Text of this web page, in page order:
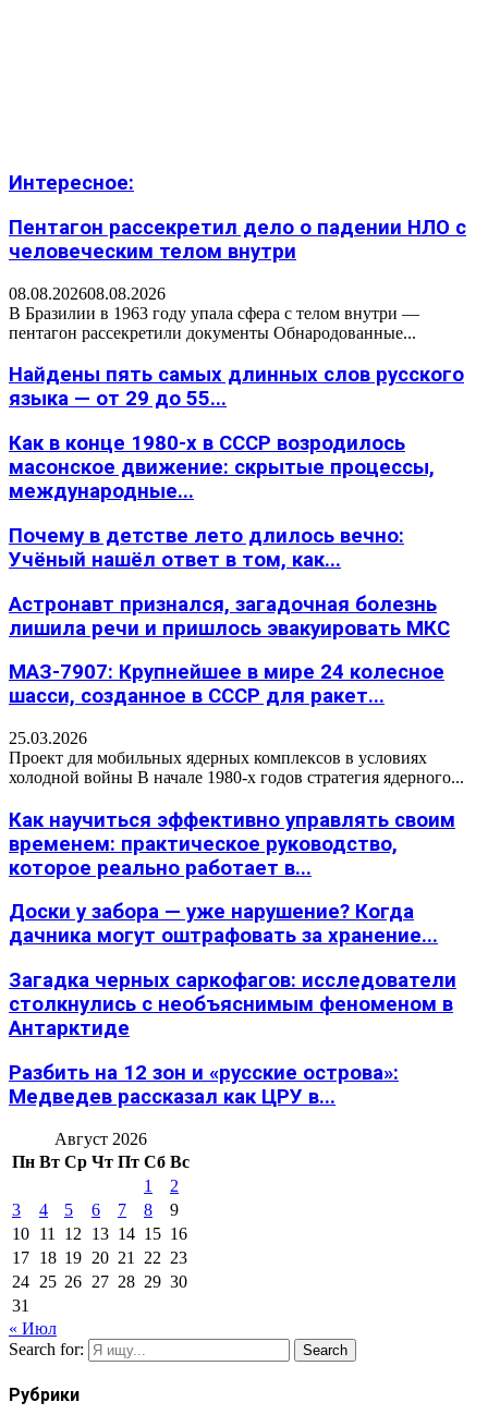
Интересное:
Пентагон рассекретил дело о падении НЛО с
человеческим телом внутри
08.08.202608.08.2026
В Бразилии в 1963 году упала сфера с телом внутри —
пентагон рассекретили документы Обнародованные...
Найдены пять самых длинных слов русского
языка — от 29 до 55...
Как в конце 1980-х в СССР возродилось
масонское движение: скрытые процессы,
международные...
Почему в детстве лето длилось вечно:
Учёный нашёл ответ в том, как...
Астронавт признался, загадочная болезнь
лишила речи и пришлось эвакуировать МКС
МАЗ-7907: Крупнейшее в мире 24 колесное
шасси, созданное в СССР для ракет...
25.03.2026
Проект для мобильных ядерных комплексов в условиях
холодной войны В начале 1980-х годов стратегия ядерного...
Как научиться эффективно управлять своим
временем: практическое руководство,
которое реально работает в...
Доски у забора — уже нарушение? Когда
дачника могут оштрафовать за хранение...
Загадка черных саркофагов: исследователи
столкнулись с необъяснимым феноменом в
Антарктиде
Разбить на 12 зон и «русские острова»:
Медведев рассказал как ЦРУ в...
Август 2026
Пн Вт Ср Чт Пт Сб Вс
1
2
3
4 5 6 7 8
9
10 11 12 13 14 15 16
17 18 19 20 21 22 23
24 25 26 27 28 29 30
31
« Июл
Search for:
Search
Рубрики